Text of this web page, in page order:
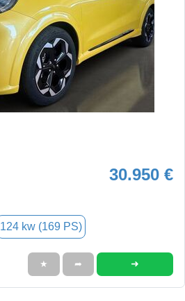
30.950 €
124 kw (169 PS)
★ ➦ ➜